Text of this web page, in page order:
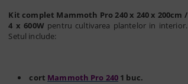
Kit complet Mammoth Pro 240 x 240 x 200cm /
4 x 600Wpentru cultivarea plantelor in interior.
Setul include:
cort Mammoth Pro 240 1 buc.